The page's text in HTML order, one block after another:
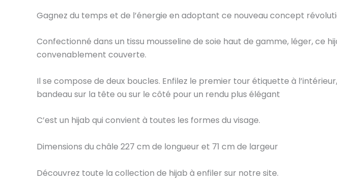
Gagnez du temps et de l’énergie en adoptant ce nouveau concept
Confectionné dans un tissu mousseline de soie haut de gamme, léger,
convenablement couverte.
Il se compose de deux boucles. Enfilez le premier tour étiquette à
bandeau sur la tête ou sur le côté pour un rendu plus élégant
C’est un hijab qui convient à toutes les formes du visage.
Dimensions du châle 227 cm de longueur et 71 cm de largeur
Découvrez toute la collection de hijab à enfiler sur notre site.